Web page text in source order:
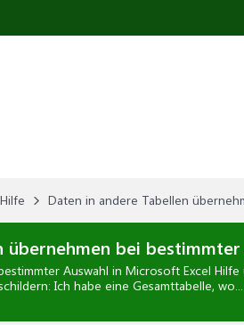
Daten in andere Tabellen
übernehmen bei bestimmter
Auswahl in Microsoft Excel Hilfe
Ich habe eine Gesamttabelle,